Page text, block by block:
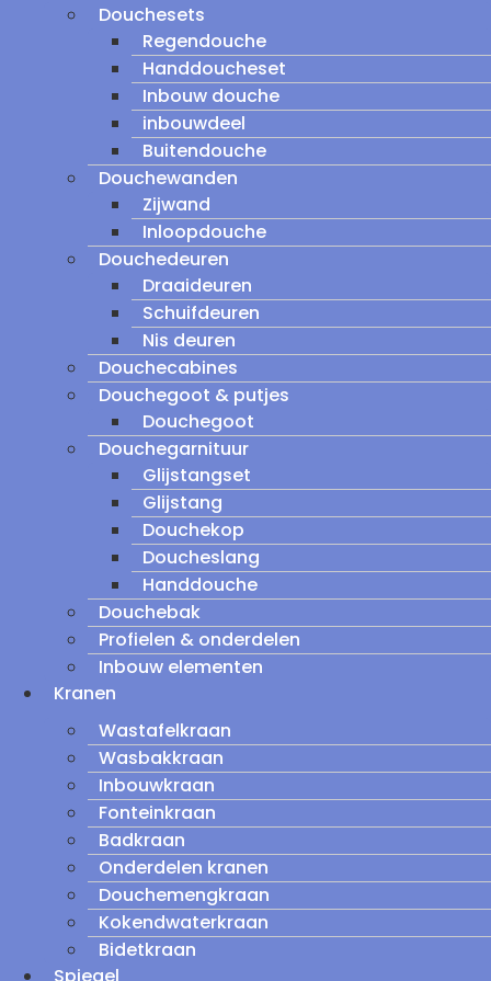
Douchesets
Regendouche
Handdoucheset
Inbouw douche
inbouwdeel
Buitendouche
Douchewanden
Zijwand
Inloopdouche
Douchedeuren
Draaideuren
Schuifdeuren
Nis deuren
Douchecabines
Douchegoot & putjes
Douchegoot
Douchegarnituur
Glijstangset
Glijstang
Douchekop
Doucheslang
Handdouche
Douchebak
Profielen & onderdelen
Inbouw elementen
Kranen
Wastafelkraan
Wasbakkraan
Inbouwkraan
Fonteinkraan
Badkraan
Onderdelen kranen
Douchemengkraan
Kokendwaterkraan
Bidetkraan
Spiegel